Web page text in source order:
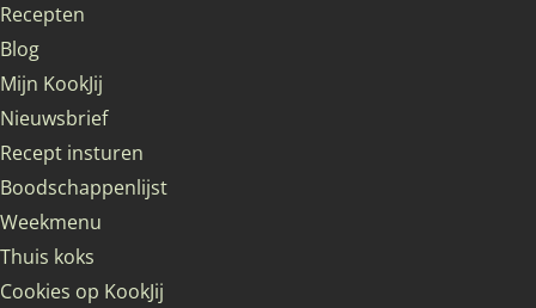
Recepten
Blog
Mijn KookJij
Nieuwsbrief
Recept insturen
Boodschappenlijst
Weekmenu
Thuis koks
Cookies op KookJij